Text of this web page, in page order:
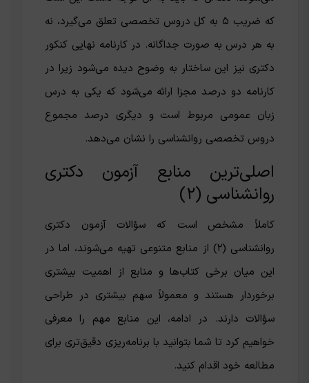
که ضریب ۵ به کل دروس تخصصی تعلق می‌گیرد، نه
به هر درس به صورت جداگانه. در کارنامه نهایی کنکور
دکتری نیز این ساختار به وضوح دیده می‌شود زیرا در
کارنامه دو درصد مجزا ارائه می‌شود که یکی به درس
زبان عمومی مربوط است و دیگری درصد مجموع
دروس تخصصی روانشناسی را نشان می‌دهد.
اصلی‌ترین منابع آزمون دکتری
روانشناسی (2)
کاملاً مشخص است که سؤالات آزمون دکتری
روانشناسی (۲) از منابع متنوعی تهیه می‌شوند، اما در
این میان برخی کتاب‌ها و منابع از اهمیت بیشتری
برخوردار هستند و معمولاً سهم بیشتری در طراحی
سؤالات دارند. در ادامه، این منابع مهم را معرفی
خواهیم کرد تا شما بتوانید با برنامه‌ریزی دقیق‌تری برای
مطالعه خود اقدام کنید.